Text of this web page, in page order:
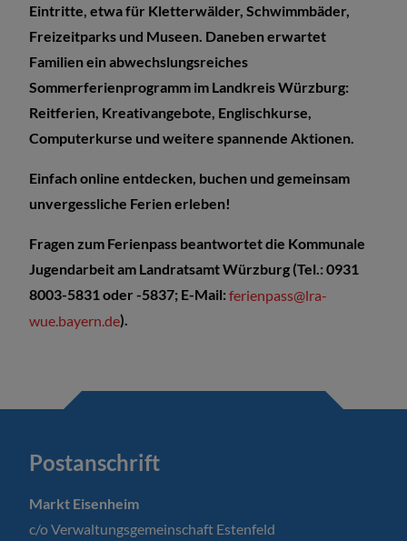
Eintritte, etwa für Kletterwälder, Schwimmbäder,
Freizeitparks und Museen. Daneben erwartet
Familien ein abwechslungsreiches
Sommerferienprogramm im Landkreis Würzburg:
Reitferien, Kreativangebote, Englischkurse,
Computerkurse und weitere spannende Aktionen.
Einfach online entdecken, buchen und gemeinsam
unvergessliche Ferien erleben!
Fragen zum Ferienpass beantwortet die Kommunale
Jugendarbeit am Landratsamt Würzburg (Tel.: 0931
8003-5831 oder -5837; E-Mail: ferienpass@lra-
wue.bayern.de).
Postanschrift
Markt Eisenheim
c/o Verwaltungsgemeinschaft Estenfeld